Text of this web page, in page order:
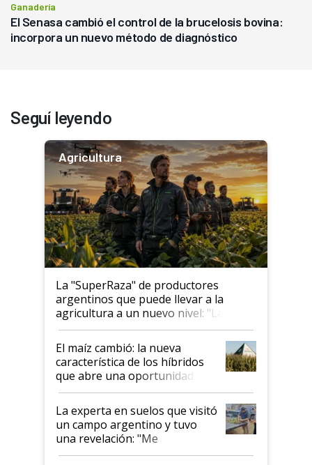
Ganadería
El Senasa cambió el control de la brucelosis bovina:
incorpora un nuevo método de diagnóstico
Seguí leyendo
Agricultura
La "SuperRaza" de productores
argentinos que puede llevar a la
agricultura a un nuevo nivel: "Las
posibilidades de crecimiento son
infinitas"
El maíz cambió: la nueva
característica de los híbridos
que abre una oportunidad en
el lote
La experta en suelos que visitó
un campo argentino y tuvo
una revelación: "Me
impresionó mucho"